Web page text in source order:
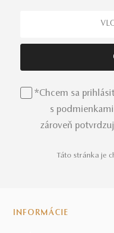
*Chcem sa
s podmienkami
zároveň
Táto stránka je
INFORMÁCIE